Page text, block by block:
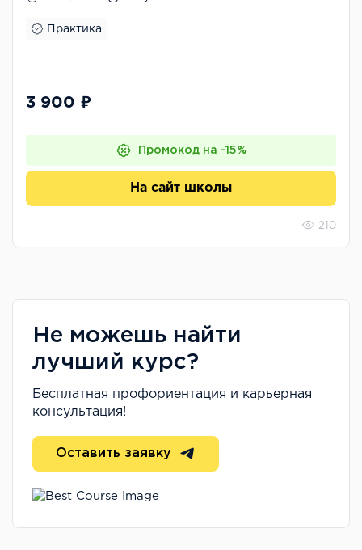
Практика
3 900 ₽
Промокод на -15%
На сайт школы
210
Не можешь найти
лучший курс?
Бесплатная профориентация и карьерная
консультация!
Оставить заявку